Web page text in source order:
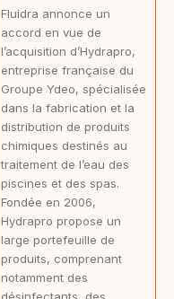
Fluidra annonce un
accord en vue de
l’acquisition d’Hydrapro,
entreprise française du
Groupe Ydeo, spécialisée
dans la fabrication et la
distribution de produits
chimiques destinés au
traitement de l’eau des
piscines et des spas.
Fondée en 2006,
Hydrapro propose un
large portefeuille de
produits, comprenant
notamment des